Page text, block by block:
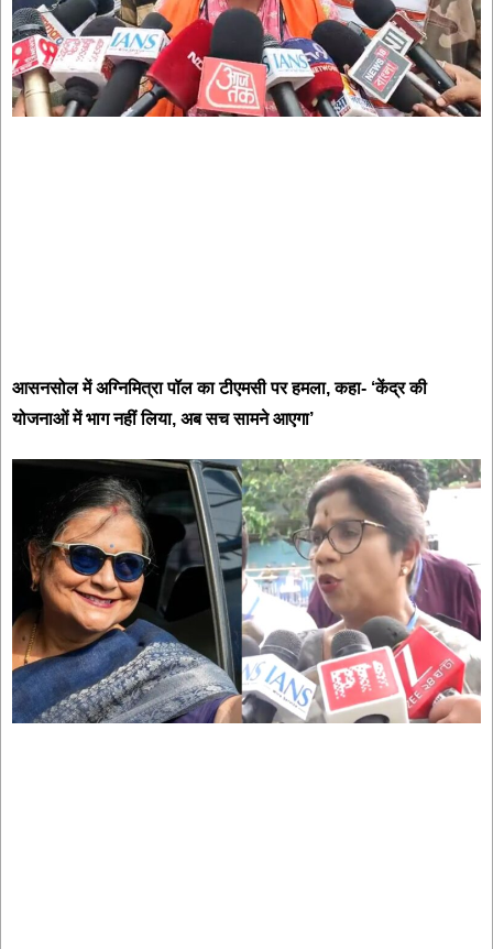
आसनसोल में अग्निमित्रा पॉल का टीएमसी पर हमला, कहा- ‘केंद्र की
योजनाओं में भाग नहीं लिया, अब सच सामने आएगा’